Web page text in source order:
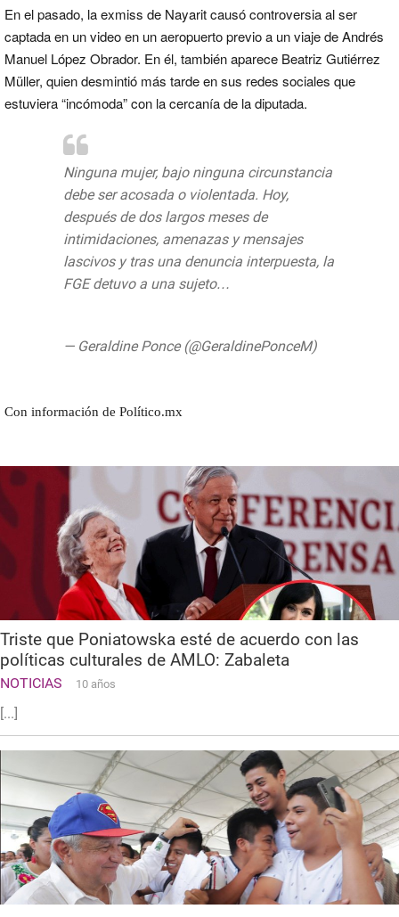
En el pasado, la exmiss de Nayarit causó controversia al ser
captada en un video en un aeropuerto previo a un viaje de Andrés
Manuel López Obrador. En él, también aparece Beatriz Gutiérrez
Müller, quien desmintió más tarde en sus redes sociales que
estuviera “incómoda” con la cercanía de la diputada.
Ninguna mujer, bajo ninguna circunstancia
debe ser acosada o violentada. Hoy,
después de dos largos meses de
intimidaciones, amenazas y mensajes
lascivos y tras una denuncia interpuesta, la
FGE detuvo a una sujeto…
— Geraldine Ponce (@GeraldinePonceM)
Con información de Político.mx
Triste que Poniatowska esté de acuerdo con las
políticas culturales de AMLO: Zabaleta
NOTICIAS 10 años
[...]